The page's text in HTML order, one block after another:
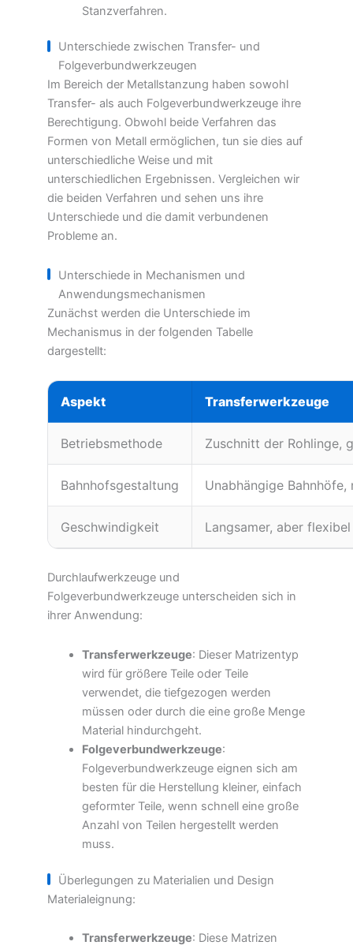
Stanzverfahren.
Unterschiede zwischen Transfer- und
Folgeverbundwerkzeugen
Im Bereich der Metallstanzung haben sowohl
Transfer- als auch Folgeverbundwerkzeuge ihre
Berechtigung. Obwohl beide Verfahren das
Formen von Metall ermöglichen, tun sie dies auf
unterschiedliche Weise und mit
unterschiedlichen Ergebnissen. Vergleichen wir
die beiden Verfahren und sehen uns ihre
Unterschiede und die damit verbundenen
Probleme an.
Unterschiede in Mechanismen und
Anwendungsmechanismen
Zunächst werden die Unterschiede im
Mechanismus in der folgenden Tabelle
dargestellt:
Aspekt Transferwerkzeuge
Betriebsmethode Zuschnitt der Rohlinge,
Bahnhofsgestaltung Unabhängige
Geschwindigkeit Langsamer, aber flexibel
Durchlaufwerkzeuge und
Folgeverbundwerkzeuge unterscheiden sich in
ihrer Anwendung:
Transferwerkzeuge: Dieser Matrizentyp
wird für größere Teile oder Teile
verwendet, die tiefgezogen werden
müssen oder durch die eine große Menge
Material hindurchgeht.
Folgeverbundwerkzeuge:
Folgeverbundwerkzeuge eignen sich am
besten für die Herstellung kleiner, einfach
geformter Teile, wenn schnell eine große
Anzahl von Teilen hergestellt werden
muss.
Überlegungen zu Materialien und Design
Materialeignung:
Transferwerkzeuge: Diese Matrizen